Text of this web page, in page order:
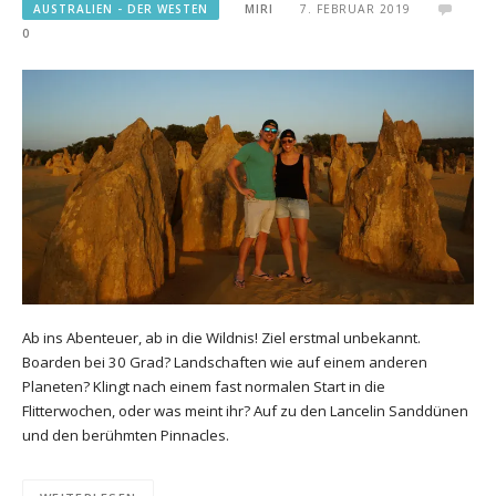
AUSTRALIEN - DER WESTEN MIRI
7. FEBRUAR 2019
0
Ab ins Abenteuer, ab in die Wildnis! Ziel erstmal unbekannt.
Boarden bei 30 Grad? Landschaften wie auf einem anderen
Planeten? Klingt nach einem fast normalen Start in die
Flitterwochen, oder was meint ihr? Auf zu den Lancelin Sanddünen
und den berühmten Pinnacles.